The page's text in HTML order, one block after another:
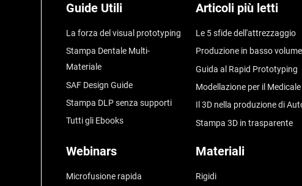
Guide Utili
La forza del visual prototyping
Stampa Dentale Multi-
Materiale
SAF Design Guide
Stampa DLP senza supporti
Tutti gli Ebooks
Articoli più letti
Le 5 sfide dell'attrezzaggio
Produzione in basso volume
Guida al Rapid Prototyping
Modellazione per il Medicale
Il 3D nella produzione di
Stampa 3D in trasparente
Webinars
Microfusione rapida
Materiali
Rigidi